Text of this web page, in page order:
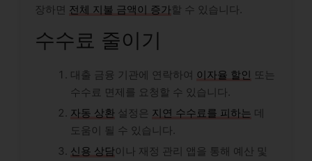
장하면 전체 지불 금액이 증가할 수 있습니다.
수수료 줄이기
대출 금융 기관에 연락하여 이자율 할인 또는
수수료 면제를 요청할 수 있습니다.
자동 상환 설정은 지연 수수료를 피하는 데
도움이 될 수 있습니다.
신용 상담이나 재정 관리 앱을 통해 예산 및